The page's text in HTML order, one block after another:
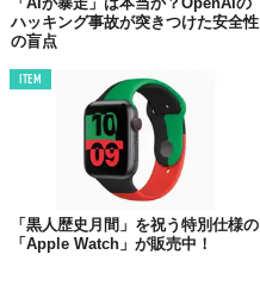
ハッキング事故が突きつけた安全性
の盲点
ITEM
「黒人歴史月間」を祝う特別仕様の
「Apple Watch」が販売中！